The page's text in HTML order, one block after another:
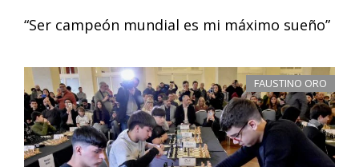
“Ser campeón mundial es mi máximo sueño”
FAUSTINO ORO